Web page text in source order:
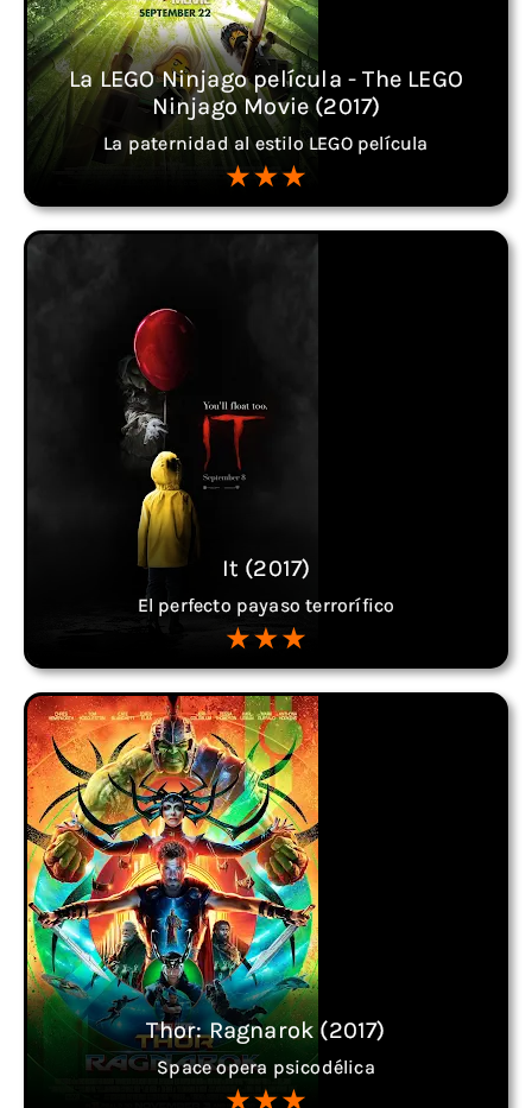
La LEGO Ninjago película - The LEGO
Ninjago Movie (2017)
La paternidad al estilo LEGO película
It (2017)
El perfecto payaso terrorífico
Thor: Ragnarok (2017)
Space opera psicodélica